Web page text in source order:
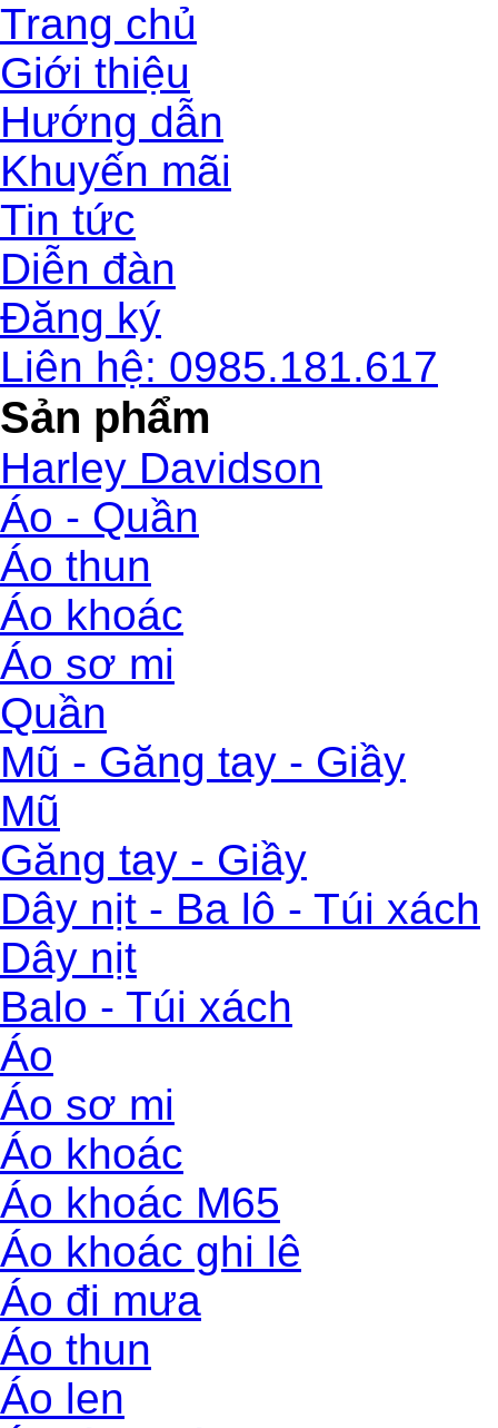
Trang chủ
Giới thiệu
Hướng dẫn
Khuyến mãi
Tin tức
Diễn đàn
Đăng ký
Liên hệ: 0985.181.617
Sản phẩm
Harley Davidson
Áo - Quần
Áo thun
Áo khoác
Áo sơ mi
Quần
Mũ - Găng tay - Giầy
Mũ
Găng tay - Giầy
Dây nịt - Ba lô - Túi xách
Dây nịt
Balo - Túi xách
Áo
Áo sơ mi
Áo khoác
Áo khoác M65
Áo khoác ghi lê
Áo đi mưa
Áo thun
Áo len